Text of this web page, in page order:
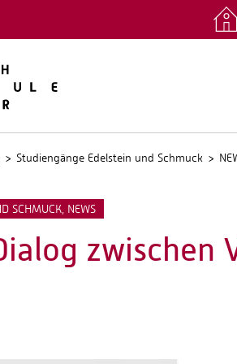
Kontakt
Studiengänge Edelstein und Schmuck
SCHMUCK, NEWS
zwischen